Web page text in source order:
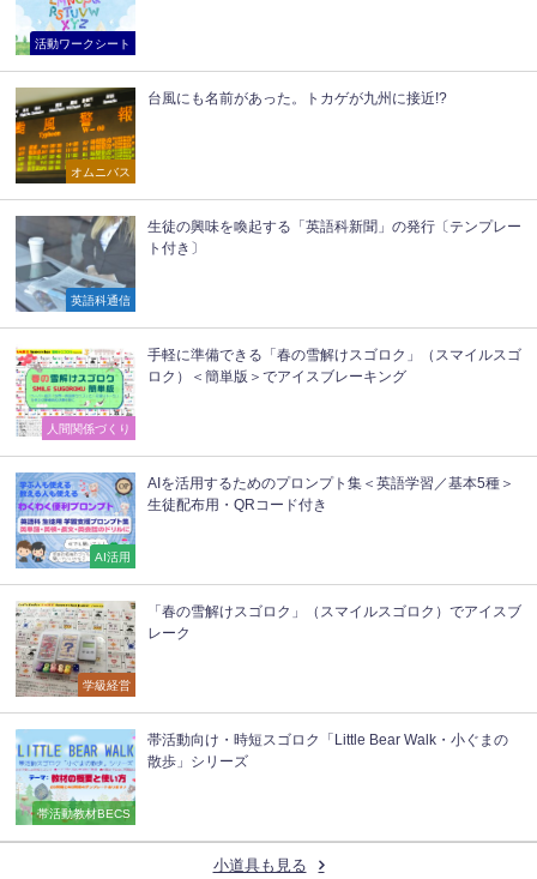
活動ワークシート
オムニバス
台風にも名前があった。トカゲが九州に接近!?
英語科通信
生徒の興味を喚起する「英語科新聞」の発行〔テンプレー
ト付き〕
人間関係づくり
手軽に準備できる「春の雪解けスゴロク」（スマイルスゴ
ロク）＜簡単版＞でアイスブレーキング
AI活用
AIを活用するためのプロンプト集＜英語学習／基本5種＞
生徒配布用・QRコード付き
学級経営
「春の雪解けスゴロク」（スマイルスゴロク）でアイスブ
レーク
帯活動教材BECS
帯活動向け・時短スゴロク「Little Bear Walk・小ぐまの
散歩」シリーズ
小道具も見る